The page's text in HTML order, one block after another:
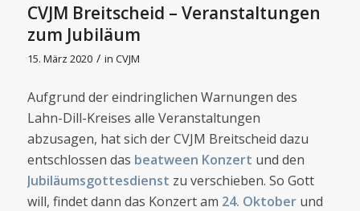
CVJM Breitscheid – Veranstaltungen
zum Jubiläum
15. März 2020 / in CVJM
Aufgrund der eindringlichen Warnungen des
Lahn-Dill-Kreises alle Veranstaltungen
abzusagen, hat sich der CVJM Breitscheid dazu
entschlossen das beatween Konzert und den
Jubiläumsgottesdienst zu verschieben. So Gott
will, findet dann das Konzert am 24. Oktoberund